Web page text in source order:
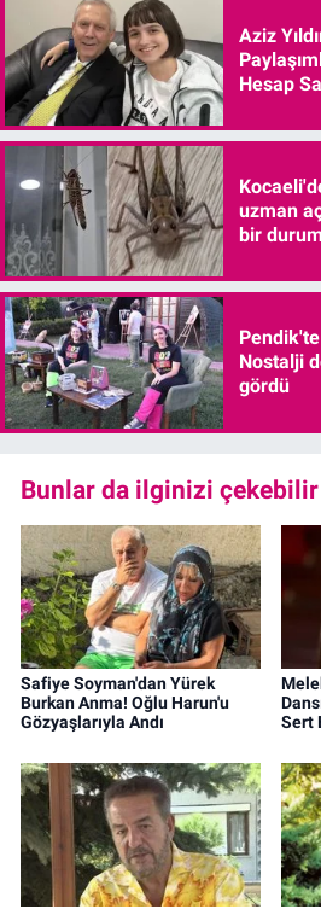
Aziz
Hesap
uzman
bir
Nostalji
gördü
Bunlar da ilginizi çekebilir
Safiye Soyman'dan Yürek
Burkan Anma! Oğlu Harun'u
Gözyaşlarıyla Andı
Sert